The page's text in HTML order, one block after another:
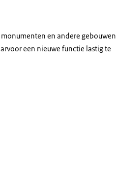
en andere gebouwen
een nieuwe functie lastig te
daarin het gebouw gespiegeld